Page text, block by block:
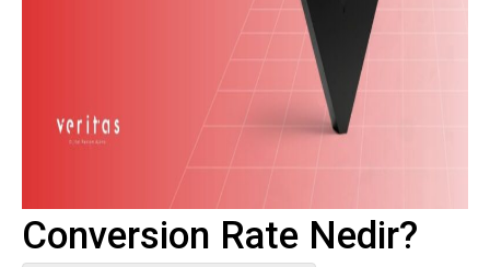
Conversion Rate Nedir?